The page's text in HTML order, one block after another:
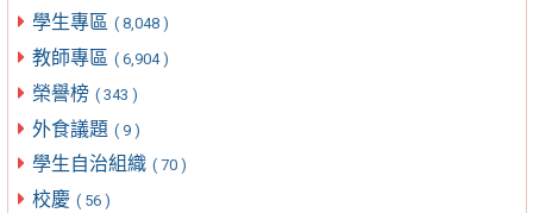
學生專區 ( 8,048 )
教師專區 ( 6,904 )
榮譽榜 ( 343 )
外食議題 ( 9 )
學生自治組織 ( 70 )
校慶 ( 56 )